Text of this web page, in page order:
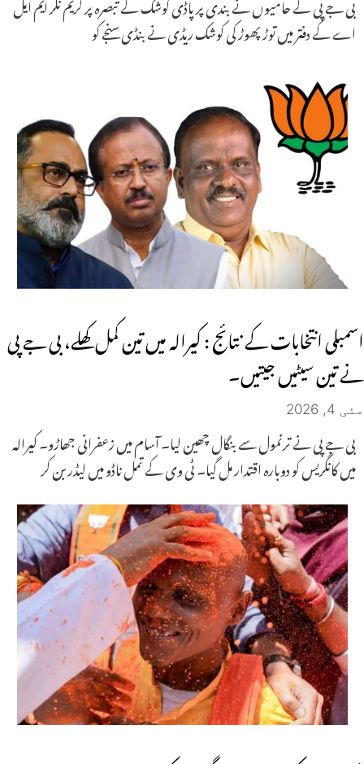
اے کے دفتر میں توڑ پھوڑ کی کوشک ریڈی نے بنڈی سنجے کو
اسمبلی انتخابات کے نتائج : کیرالہ میں تین کمل کھلے، بی جے پی
نے تین سیٹیں جیتیں۔
مئی 4, 2026
بی جے پی نے ترنمول سے بنگال چھین لیا۔ آسام میں زعفرانی جھاڑو۔ کیرالہ
میں کانگریس کو دوبارہ اقتدار مل گیا۔ ٹی وی کے تمل ناڈو میں لیڈر بن کر